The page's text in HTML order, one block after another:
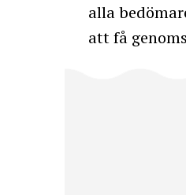
alla
att få